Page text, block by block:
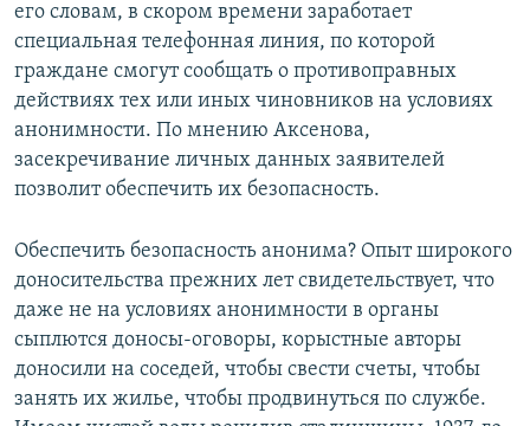
его словам, в скором времени заработает
специальная телефонная линия, по которой
граждане смогут сообщать о противоправных
действиях тех или иных чиновников на условиях
анонимности. По мнению Аксенова,
засекречивание личных данных заявителей
позволит обеспечить их безопасность.
Обеспечить безопасность анонима? Опыт широкого
доносительства прежних лет свидетельствует, что
даже не на условиях анонимности в органы
сыплются доносы-оговоры, корыстные авторы
доносили на соседей, чтобы свести счеты, чтобы
занять их жилье, чтобы продвинуться по службе.